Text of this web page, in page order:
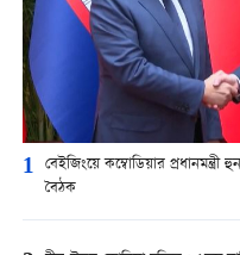
1 বেইজিংয়ে কম্বোডিয়ার প্রধানমন্ত্রী
বৈঠক